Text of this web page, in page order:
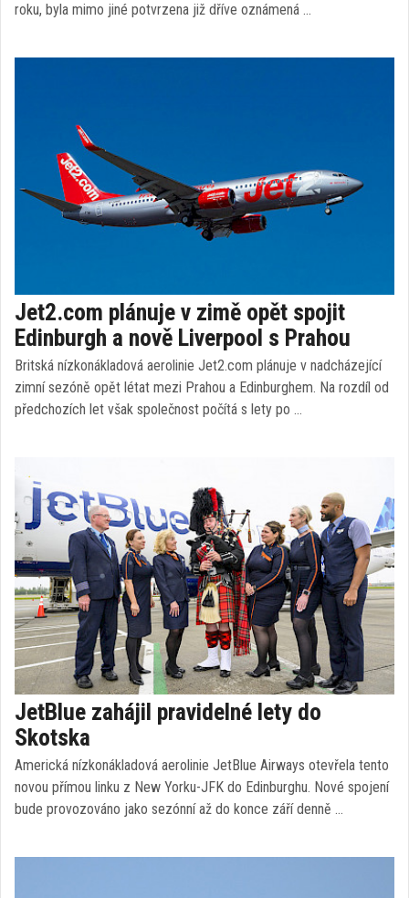
roku, byla mimo jiné potvrzena již dříve oznámená …
Jet2.com plánuje v zimě opět spojit
Edinburgh a nově Liverpool s Prahou
Britská nízkonákladová aerolinie Jet2.com plánuje v nadcházející
zimní sezóně opět létat mezi Prahou a Edinburghem. Na rozdíl od
předchozích let však společnost počítá s lety po …
JetBlue zahájil pravidelné lety do
Skotska
Americká nízkonákladová aerolinie JetBlue Airways otevřela tento
novou přímou linku z New Yorku-JFK do Edinburghu. Nové spojení
bude provozováno jako sezónní až do konce září denně …